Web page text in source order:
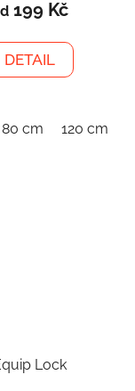
199 Kč
DETAIL
80 cm 120 cm
Equip Lock